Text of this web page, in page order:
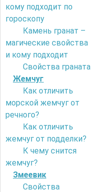
кому подходит по
гороскопу
Камень гранат –
магические свойства
и кому подходит
Свойства граната
Жемчуг
Как отличить
морской жемчуг от
речного?
Как отличить
жемчуг от подделки?
К чему снится
жемчуг?
Змеевик
Свойства